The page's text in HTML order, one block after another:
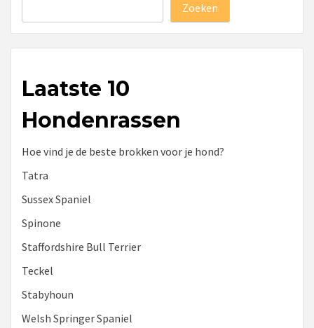
Zoeken
Laatste 10
Hondenrassen
Hoe vind je de beste brokken voor je hond?
Tatra
Sussex Spaniel
Spinone
Staffordshire Bull Terrier
Teckel
Stabyhoun
Welsh Springer Spaniel